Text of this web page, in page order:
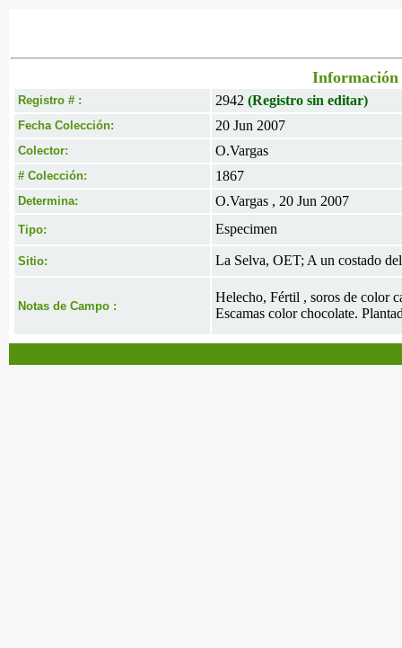
Información
Registro # : 2942 (Registro sin editar)
Fecha Colección: 20 Jun 2007
Colector: O.Vargas
# Colección: 1867
Determina: O.Vargas , 20 Jun 2007
Tipo: Especimen
Sitio: La Selva, OET; A un costado
Notas de Campo :
Helecho, Fértil , soros de color
Escamas color chocolate.